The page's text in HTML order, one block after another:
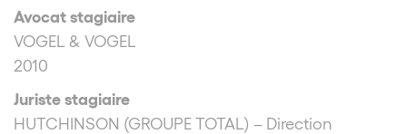
Avocat stagiaire
VOGEL & VOGEL
2010
Juriste stagiaire
HUTCHINSON (GROUPE TOTAL) – Direction